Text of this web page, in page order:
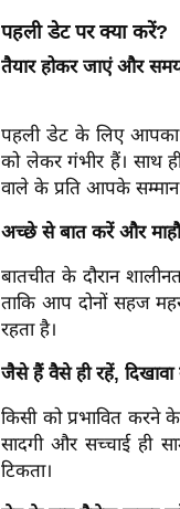
पहली डेट पर क्या करें?
तैयार होकर जाएं और
पहली डेट के लिए आपका
को लेकर गंभीर हैं। साथ
वाले के प्रति आपके सम्मान
अच्छे से बात करें और
बातचीत के दौरान
ताकि आप दोनों सहज
रहता है।
जैसे हैं वैसे ही रहें,
किसी को प्रभावित
सादगी और सच्चाई ही
टिकता।